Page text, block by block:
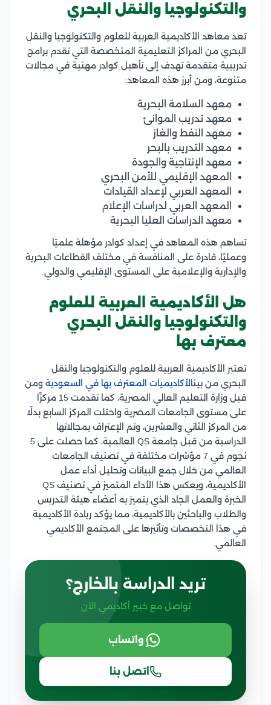
والتكنولوجيا والنقل البحري
تعد معاهد الأكاديمية العربية للعلوم والتكنولوجيا والنقل
البحري من المراكز التعليمية المتخصصة التي تقدم برامج
تدريبية متقدمة تهدف إلى تأهيل كوادر مهنية في مجالات
متنوعة، ومن أبرز هذه المعاهد:
معهد السلامة البحرية
معهد تدريب الموانئ
معهد النفط والغاز
معهد التدريب بالبحر
معهد الإنتاجية والجودة
المعهد الإقليمي للأمن البحري
المعهد العربي لإعداد القيادات
المعهد العربي لدراسات الإعلام
معهد الدراسات العليا البحرية
تساهم هذه المعاهد في إعداد كوادر مؤهلة علميًا
وعمليًا، قادرة على المنافسة في مختلف القطاعات البحرية
والإدارية والإعلامية على المستوى الإقليمي والدولي.
هل الأكاديمية العربية للعلوم
والتكنولوجيا والنقل البحري
معترف بها
تعتبر الأكاديمية العربية للعلوم والتكنولوجيا والنقل
البحري من بينالأكاديميات المعترف بها في السعودية ومن
قبل وزارة التعليم العالي المصرية، كما تقدمت 15 مركزًا
على مستوى الجامعات المصرية واحتلت المركز السابع بدلًا
من المركز الثاني والعشرين، وتم الإعتراف بمجالاتها
الدراسية من قبل جامعة QS العالمية، كما حصلت على 5
نجوم في 7 مؤشرات مختلفة في تصنيف الجامعات
العالمي من خلال جمع البيانات وتحليل أداء عمل
الأكاديمية، ويعكس هذا الأداء المتميز في تصنيف QS
الخبرة والعمل الجاد الذي يتميز به أعضاء هيئة التدريس
والطلاب والباحثين بالأكاديمية، مما يؤكد ريادة الأكاديمية
في هذا التخصصات وتأثيرها على المجتمع الأكاديمي
العالمي.
تريد الدراسة بالخارج؟
تواصل مع خبير أكاديمي الآن
واتساب
اتصل بنا